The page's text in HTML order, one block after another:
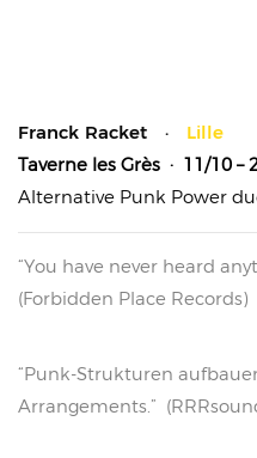
Franck Racket · Lille
Taverne les Grès · 11/10 –
Alternative Punk Power
“You have never heard
(Forbidden Place Records)
“Punk-Strukturen
Arrangements.”